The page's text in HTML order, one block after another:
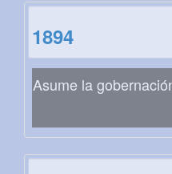
1894
Asume la